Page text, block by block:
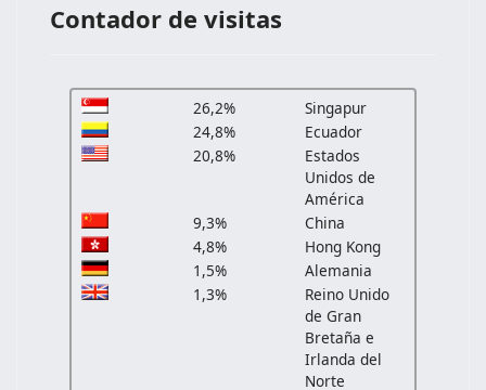
Contador de visitas
26,2%
Singapur
24,8%
Ecuador
20,8%
Estados
Unidos de
América
9,3%
China
4,8%
Hong Kong
1,5%
Alemania
1,3%
Reino Unido
de Gran
Bretaña e
Irlanda del
Norte